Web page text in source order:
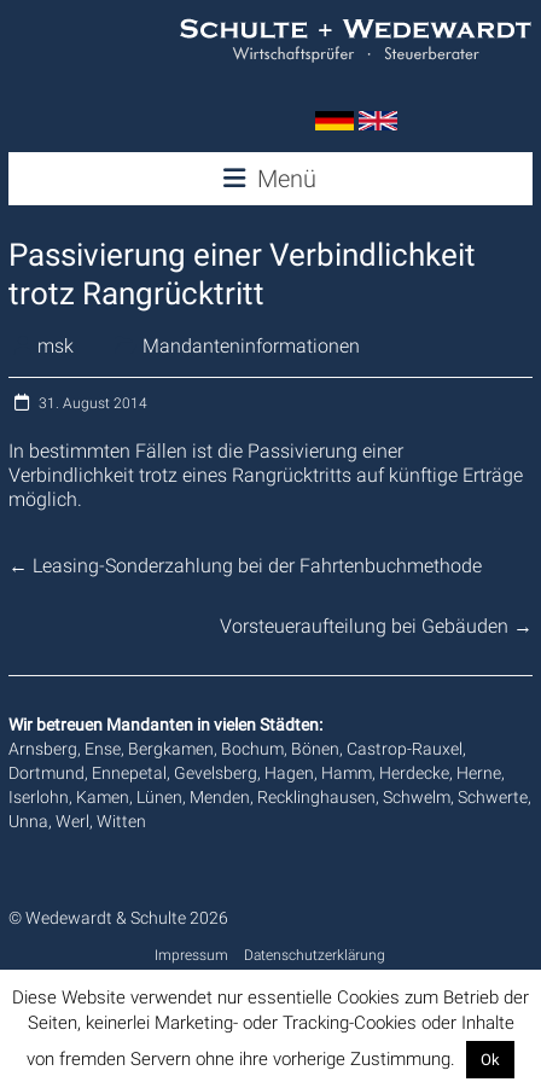
Wedewardt
&
Schulte
Menü
Passivierung einer Verbindlichkeit
trotz Rangrücktritt
msk Mandanteninformationen
31. August 2014
In bestimmten Fällen ist die Passivierung einer
Verbindlichkeit trotz eines Rangrücktritts auf künftige Erträge
möglich.
← Leasing-Sonderzahlung bei der Fahrtenbuchmethode
Vorsteueraufteilung bei Gebäuden →
Wir betreuen Mandanten in vielen Städten:
Arnsberg, Ense, Bergkamen, Bochum, Bönen, Castrop-Rauxel,
Dortmund, Ennepetal, Gevelsberg, Hagen, Hamm, Herdecke, Herne,
Iserlohn, Kamen, Lünen, Menden, Recklinghausen, Schwelm, Schwerte,
Unna, Werl, Witten
© Wedewardt & Schulte 2026
Impressum Datenschutzerklärung
Diese Website verwendet nur essentielle Cookies zum Betrieb der
Seiten, keinerlei Marketing- oder Tracking-Cookies oder Inhalte
von fremden Servern ohne ihre vorherige Zustimmung.
Ok